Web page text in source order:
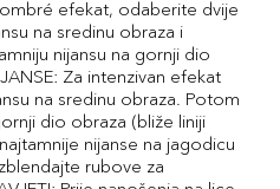
efekat, odaberite dvije
na sredinu obraza i
nijansu na gornji dio
Za intenzivan efekat
na sredinu obraza. Potom
dio obraza (bliže liniji
nijanse na jagodicu
rubove za